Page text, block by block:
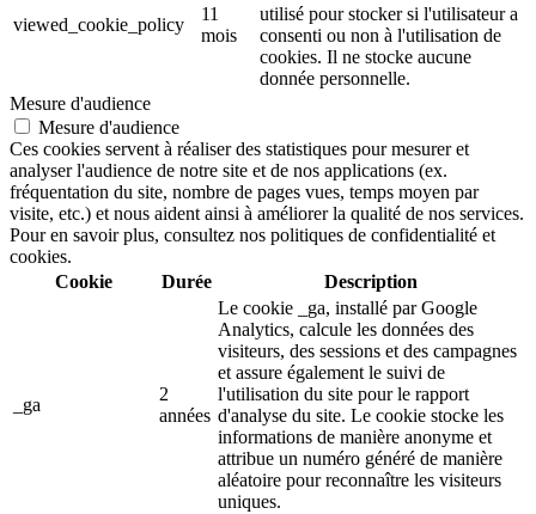
viewed_cookie_policy
11
mois
utilisé pour stocker si l'utilisateur a
consenti ou non à l'utilisation de
cookies. Il ne stocke aucune
donnée personnelle.
Mesure d'audience
Mesure d'audience
Ces cookies servent à réaliser des statistiques pour mesurer et
analyser l'audience de notre site et de nos applications (ex.
fréquentation du site, nombre de pages vues, temps moyen par
visite, etc.) et nous aident ainsi à améliorer la qualité de nos services.
Pour en savoir plus, consultez nos politiques de confidentialité et
cookies.
Cookie
Durée Description
_ga
2
années
Le cookie _ga, installé par Google
Analytics, calcule les données des
visiteurs, des sessions et des campagnes
et assure également le suivi de
l'utilisation du site pour le rapport
d'analyse du site. Le cookie stocke les
informations de manière anonyme et
attribue un numéro généré de manière
aléatoire pour reconnaître les visiteurs
uniques.